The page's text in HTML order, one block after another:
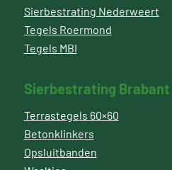
Sierbestrating Nederweert
Tegels Roermond
Tegels MBI
Sierbestrating Brabant
Terrastegels 60×60
Betonklinkers
Opsluitbanden